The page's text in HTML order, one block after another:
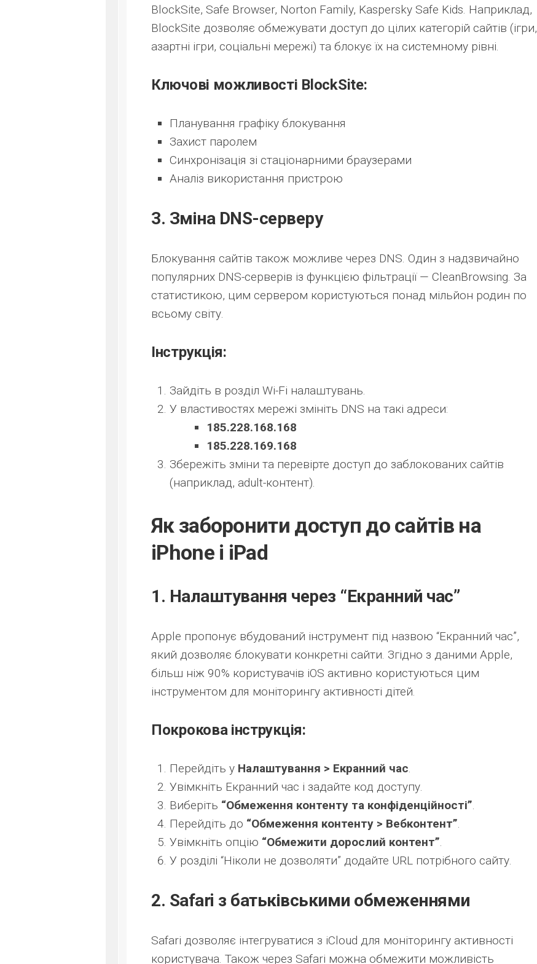
BlockSite, Safe Browser, Norton Family, Kaspersky Safe Kids. Наприклад,
BlockSite дозволяє обмежувати доступ до цілих категорій сайтів (ігри,
азартні ігри, соціальні мережі) та блокує їх на системному рівні.
Ключові можливості BlockSite:
Планування графіку блокування
Захист паролем
Синхронізація зі стаціонарними браузерами
Аналіз використання пристрою
3. Зміна DNS-серверу
Блокування сайтів також можливе через DNS. Один з надзвичайно
популярних DNS-серверів із функцією фільтрації — CleanBrowsing. За
статистикою, цим сервером користуються понад мільйон родин по
всьому світу.
Інструкція:
Зайдіть в розділ Wi-Fi налаштувань.
У властивостях мережі змініть DNS на такі адреси:
185.228.168.168
185.228.169.168
Збережіть зміни та перевірте доступ до заблокованих сайтів
(наприклад, adult-контент).
Як заборонити доступ до сайтів на
iPhone і iPad
1. Налаштування через “Екранний час”
Apple пропонує вбудований інструмент під назвою “Екранний час”,
який дозволяє блокувати конкретні сайти. Згідно з даними Apple,
більш ніж 90% користувачів iOS активно користуються цим
інструментом для моніторингу активності дітей.
Покрокова інструкція:
Перейдіть у Налаштування > Екранний час.
Увімкніть Екранний час і задайте код доступу.
Виберіть “Обмеження контенту та конфіденційності”.
Перейдіть до “Обмеження контенту > Вебконтент”.
Увімкніть опцію “Обмежити дорослий контент”.
У розділі “Ніколи не дозволяти” додайте URL потрібного сайту.
2. Safari з батьківськими обмеженнями
Safari дозволяє інтегруватися з iCloud для моніторингу активності
користувача. Також через Safari можна обмежити можливість